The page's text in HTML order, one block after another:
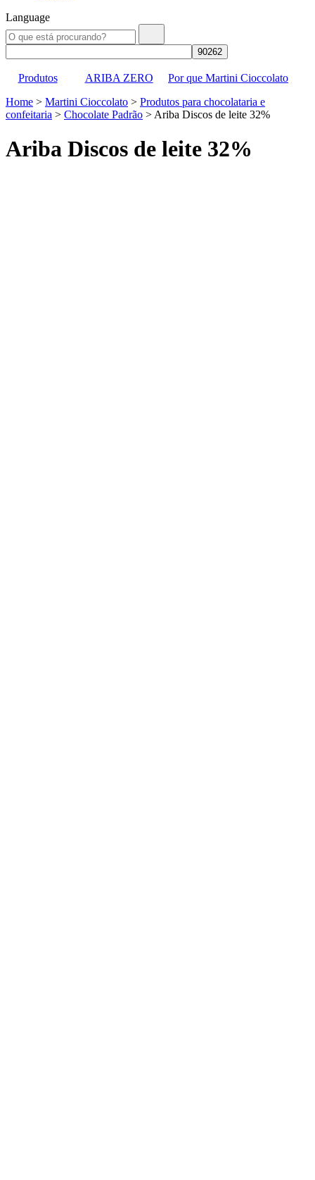
Language
Produtos ARIBA ZERO
Por que Martini Cioccolato
Home > Martini Cioccolato > Produtos para chocolataria e
confeitaria > Chocolate Padrão > Ariba Discos de leite 32%
Ariba Discos de leite 32%